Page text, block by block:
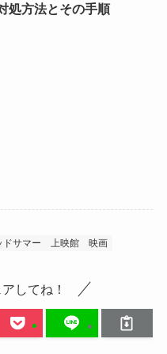
処方法とその手順
ドサマー 上映館 映画
してね！